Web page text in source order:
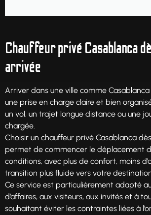
Chauffeur privé Casablanca
arrivée
Arriver dans une ville comme
une prise en charge claire et bien
un vol, un trajet longue distance ou une
chargée.
Choisir un chauffeur privé Casablanca
permet de commencer le déplacement
conditions, avec plus de confort, moins
transition plus fluide vers votre
Ce service est particulièrement adapté
d’affaires, aux visiteurs, aux invités et à
souhaitant éviter les contraintes liées à